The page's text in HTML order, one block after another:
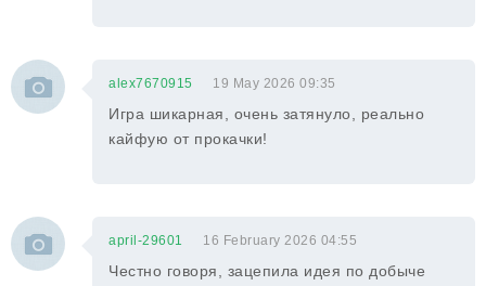
alex7670915 19 May 2026 09:35
Игра шикарная, очень затянуло, реально
кайфую от прокачки!
april-29601 16 February 2026 04:55
Честно говоря, зацепила идея по добыче